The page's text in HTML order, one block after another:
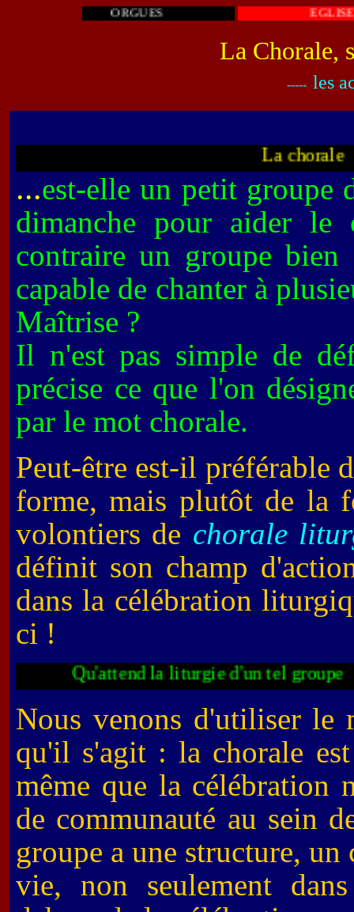
La Chorale,
----- les
La
...est-elle un petit groupe
dimanche pour aider le
contraire un groupe
capable de chanter à
Maîtrise ?
Il n'est pas simple de
précise ce que l'on
par le mot chorale.
Peut-être est-il préférable
forme, mais plutôt de la
volontiers de chorale
définit son champ
dans la célébration
ci !
Qu'attend la liturgie d'un tel
Nous venons d'utiliser le
qu'il s'agit : la chorale
même que la célébration
de communauté au sein
groupe a une structure,
vie, non seulement